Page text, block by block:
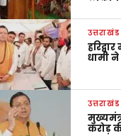
उत्तराखंड
धामी ने
उत्तराखंड
करोड़